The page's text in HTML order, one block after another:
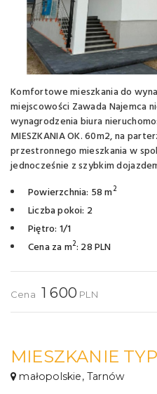
Komfortowe mieszkania do
miejscowości Zawada Najemca
wynagrodzenia biura
MIESZKANIA OK. 60m2, na
przestronnego mieszkania w
jednocześnie z szybkim
Powierzchnia: 58 m2
Liczba pokoi: 2
Piętro: 1/1
Cena za m2: 28 PLN
Cena 1 600 PLN
małopolskie, Tarnów